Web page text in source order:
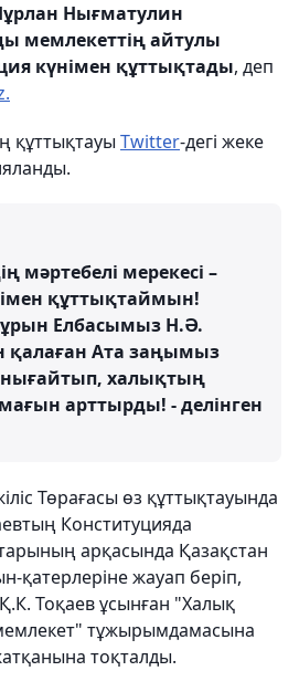
Нығматулин
мемлекеттің айтулы
күнімен құттықтады, деп
құттықтауы Twitter-дегі жеке
мәртебелі мерекесі –
құттықтаймын!
Елбасымыз Н.Ә.
қалаған Ата заңымыз
нығайтып, халықтың
арттырды! - делінген
Төрағасы өз құттықтауында
Конституцияда
арқасында Қазақстан
қатерлеріне жауап беріп,
Тоқаев ұсынған "Халық
тұжырымдамасына
тоқталды.